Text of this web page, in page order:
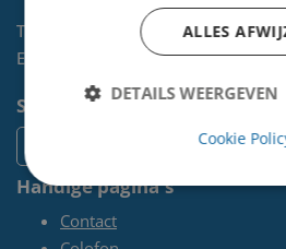
Telefoon:
0255-567 200
E-mail:
kunst@velsen.nl
Socials
Handige pagina's
Contact
ALLES
DETAILS WEERGEVEN
Cookie